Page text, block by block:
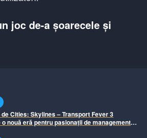
joc de-a șoarecele și
de Cities: Skylines – Transport Fever 3
nouă eră pentru pasionații de management